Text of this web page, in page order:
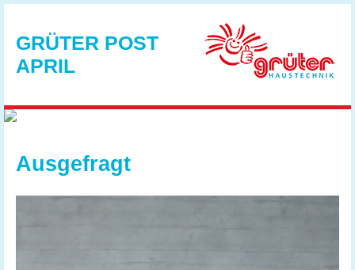
GRÜTER POST
APRIL
Ausgefragt